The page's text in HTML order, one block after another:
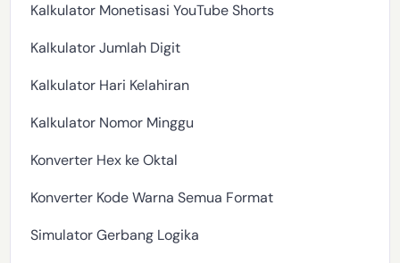
Kalkulator Monetisasi YouTube Shorts
Kalkulator Jumlah Digit
Kalkulator Hari Kelahiran
Kalkulator Nomor Minggu
Konverter Hex ke Oktal
Konverter Kode Warna Semua Format
Simulator Gerbang Logika